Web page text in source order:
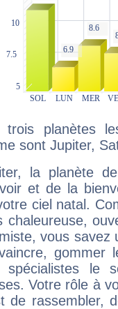
trois planètes
sont Jupiter,
la planète
et de la
ciel natal.
chaleureuse,
vous savez
gommer
spécialistes le
Votre rôle à
de rassembler,